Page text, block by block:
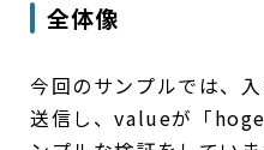
全体像
今回のサンプルでは、
送信し、valueが「